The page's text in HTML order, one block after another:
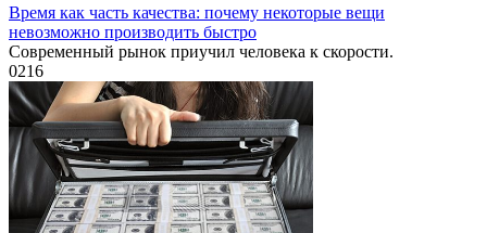
Время как часть качества: почему некоторые вещи
невозможно производить быстро
Современный рынок приучил человека к скорости.
0216